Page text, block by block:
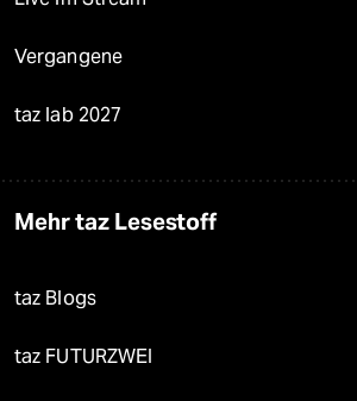
Vergangene
taz lab 2027
Mehr taz Lesestoff
taz Blogs
taz FUTURZWEI